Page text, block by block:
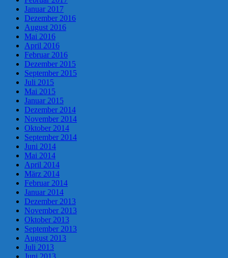
Januar 2017
Dezember 2016
August 2016
Mai 2016
April 2016
Februar 2016
Dezember 2015
September 2015
Juli 2015
Mai 2015
Januar 2015
Dezember 2014
November 2014
Oktober 2014
September 2014
Juni 2014
Mai 2014
April 2014
März 2014
Februar 2014
Januar 2014
Dezember 2013
November 2013
Oktober 2013
September 2013
August 2013
Juli 2013